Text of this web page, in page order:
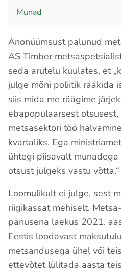
Munad
Anonüümsust palunud
AS Timber
seda arutelu kuulates, et
julge mõni poliitik rääkida
siis mida me räägime
ebapopulaarsest otsusest,
metsasektori töö
kvartaliks. Ega
ühtegi piisavalt
otsust julgeks vastu võtta.“
Loomulikult ei julge, sest
riigikassat mehiselt.
panusena laekus 2021.
Eestis loodavast
metsandusega ühel või
ettevõtet lülitada aasta